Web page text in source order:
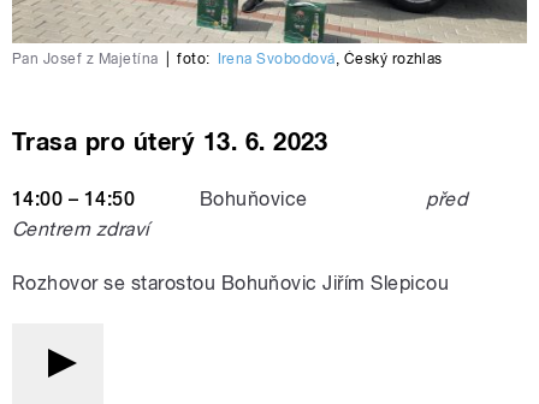
Pan Josef z Majetína foto: Irena Svobodová, Český rozhlas
Trasa pro úterý 13. 6. 2023
14:00 – 14:50 Bohuňovice před
Centrem zdraví
Rozhovor se starostou Bohuňovic Jiřím Slepicou